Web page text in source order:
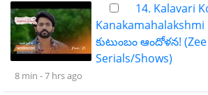
14. Kalavari
కుటుంబం ఆందోళన! (Zee
Serials/Shows)
8 min -7 hrs ago